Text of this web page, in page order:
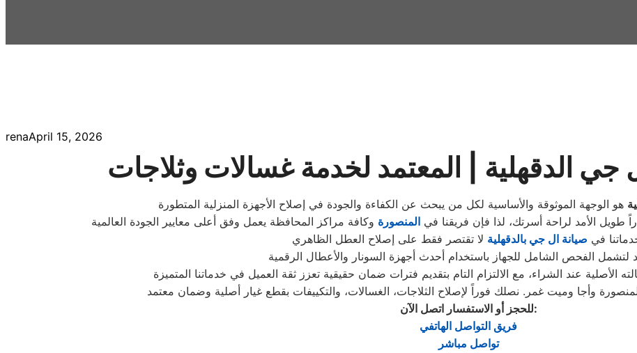
renaApril 15, 2026
طويل الأمد لراحة أسرتك، لذا فإن فريقنا في المنصورة
في صيانة ال جي بالدقهلية
الأصلية عند الشراء، مع الالتزام التام بتقديم فترات ضمان حقيقية تعزز ثقة العميل في خدماتنا المتميزة
وأجا وميت غمر. نصلك فوراً لإصلاح الثلاجات، الغسالات، والتكييفات بقطع غيار أصلية وضمان معتمد
للحجز أو الاستفسار اتصل الآن:
فريق التواصل الهاتفي
تواصل مباشر